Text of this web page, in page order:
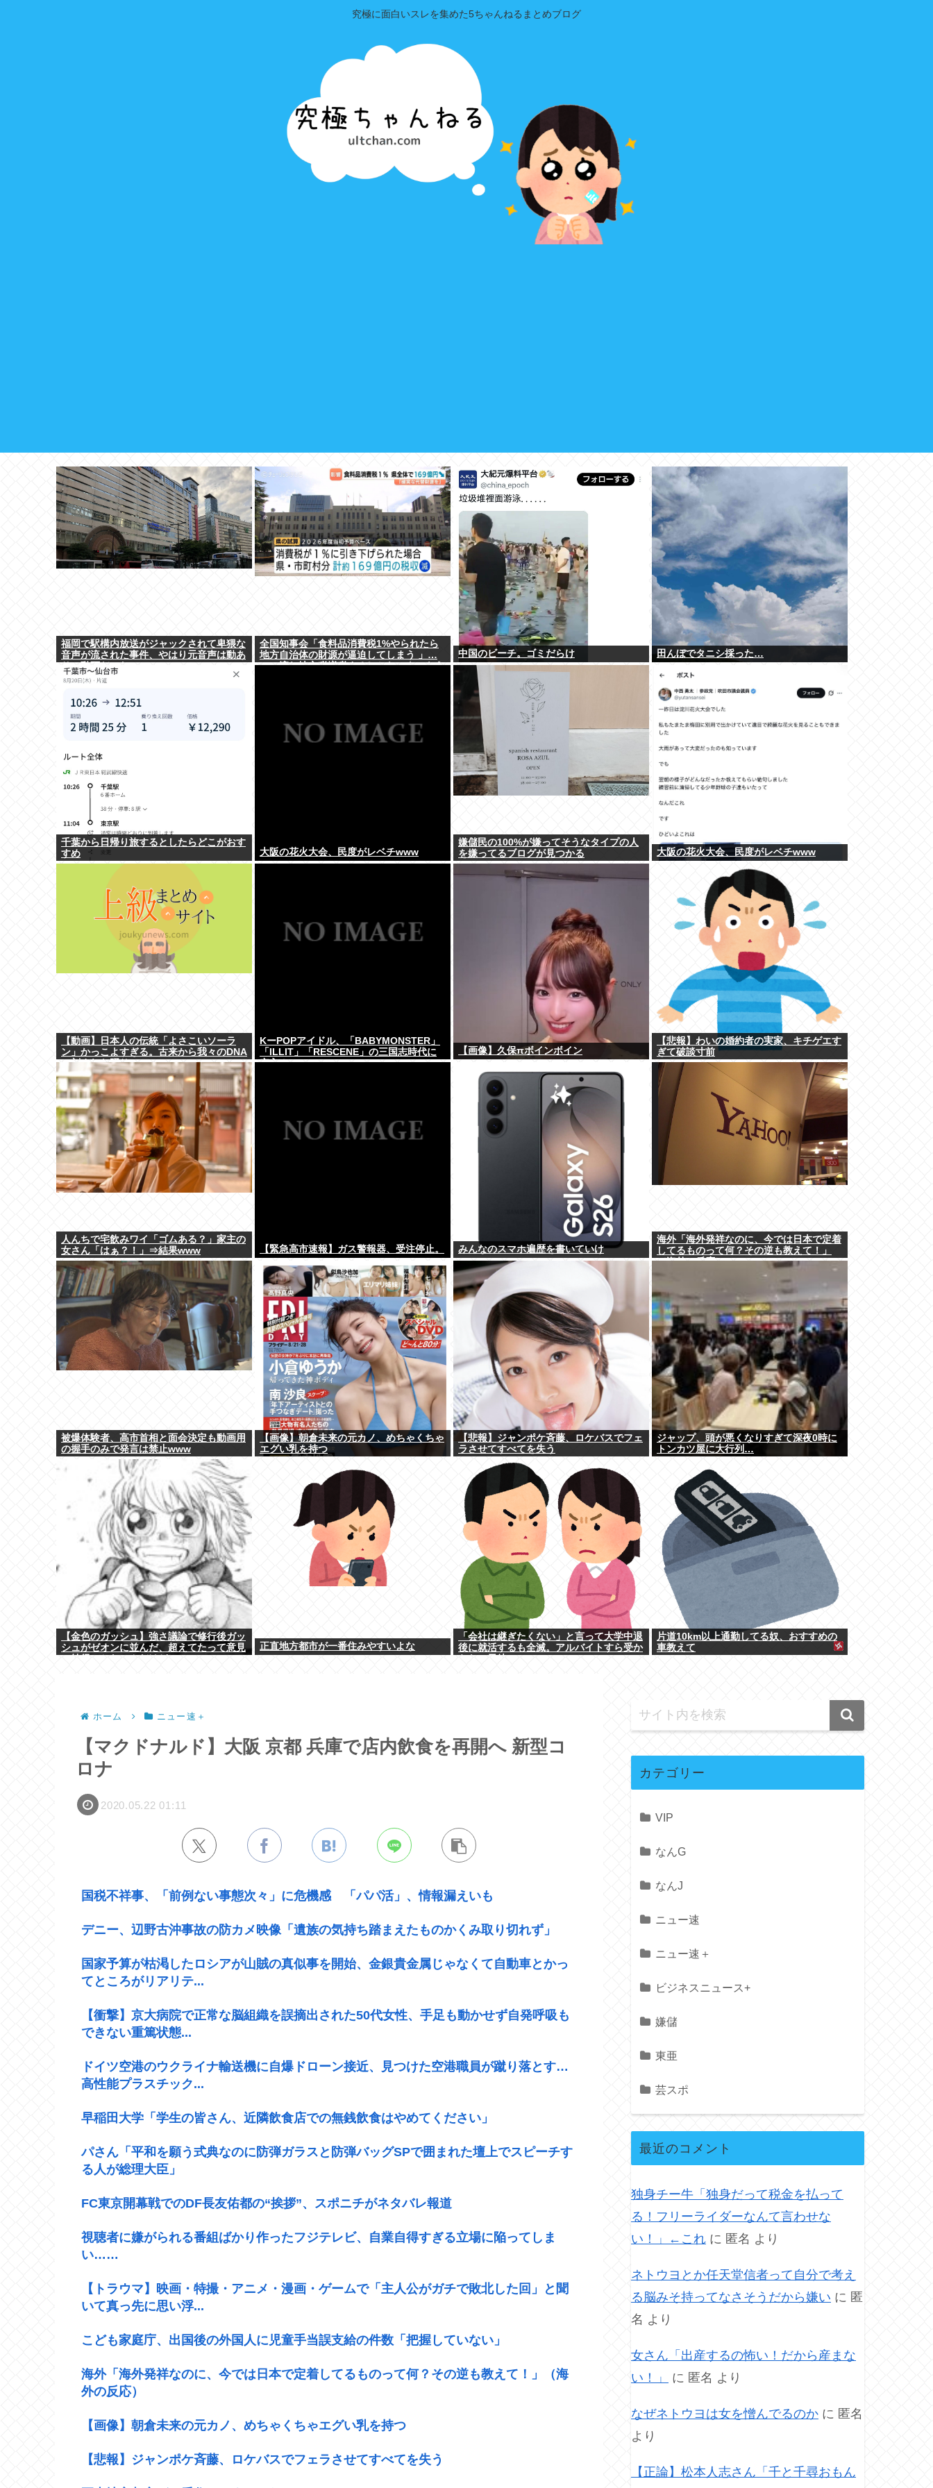
究極に面白いスレを集めた5ちゃんねるまとめブログ
福岡で駅構内放送がジャックされて卑猥な
音声が流された事件、やはり元音声は動あ
りの動画だった
全国知事会「食料品消費税1%やられたら
地方自治体の財源が逼迫してしまう 」…
この流れ地方税増税するしかないよ、もう
中国のビーチ。ゴミだらけ 田んぼでタニシ採った…
千葉から日帰り旅するとしたらどこがおす
すめ
大阪の花火大会、民度がレベチwww
嫌儲民の100%が嫌ってそうなタイプの人
を嫌ってるブログが見つかる
大阪の花火大会、民度がレベチwww
【動画】日本人の伝統「よさこいソーラ
ン」かっこよすぎる。古来から我々のDNA
に刻まれた踊り
KーPOPアイドル、「BABYMONSTER」
「ILLIT」「RESCENE」の三国志時代に
突入！
【画像】久保πボインボイン
【悲報】わいの婚約者の実家、キチゲエす
ぎて破談寸前
人んちで宅飲みワイ「ゴムある？」家主の
女さん「はぁ？！」⇒結果www
【緊急高市速報】ガス警報器、受注停止。 みんなのスマホ遍歴を書いていけ
海外「海外発祥なのに、今では日本で定着
してるものって何？その逆も教えて！」
（海外の反応）
被爆体験者、高市首相と面会決定も動画用
の握手のみで発言は禁止www
【画像】朝倉未来の元カノ、めちゃくちゃ
エグい乳を持つ
【悲報】ジャンポケ斉藤、ロケバスでフェ
ラさせてすべてを失う
ジャップ、頭が悪くなりすぎて深夜0時に
トンカツ屋に大行列…
【金色のガッシュ】強さ議論で修行後ガッ
シュがゼオンに並んだ、超えてたって意見
正直地方都市が一番住みやすいよな
「会社は継ぎたくない」と言って大学中退
後に就活するも全滅。アルバイトすら受か
片道10km以上通勤してる奴、おすすめの
車教えて
ホーム ニュー速＋
【マクドナルド】大阪 京都 兵庫で店内飲食を再開へ 新型コ
ロナ
2020.05.22 01:11
国税不祥事、「前例ない事態次々」に危機感 「パパ活」、情報漏えいも
デニー、辺野古沖事故の防カメ映像「遺族の気持ち踏まえたものかくみ取り切れず」
国家予算が枯渇したロシアが山賊の真似事を開始、金銀貴金属じゃなくて自動車とかっ
てところがリアリテ...
【衝撃】京大病院で正常な脳組織を誤摘出された50代女性、手足も動かせず自発呼吸も
できない重篤状態...
ドイツ空港のウクライナ輸送機に自爆ドローン接近、見つけた空港職員が蹴り落とす…
高性能プラスチック...
早稲田大学「学生の皆さん、近隣飲食店での無銭飲食はやめてください」
パさん「平和を願う式典なのに防弾ガラスと防弾バッグSPで囲まれた壇上でスピーチす
る人が総理大臣」
FC東京開幕戦でのDF長友佑都の“挨拶”、スポニチがネタバレ報道
視聴者に嫌がられる番組ばかり作ったフジテレビ、自業自得すぎる立場に陥ってしま
い……
【トラウマ】映画・特撮・アニメ・漫画・ゲームで「主人公がガチで敗北した回」と聞
いて真っ先に思い浮...
こども家庭庁、出国後の外国人に児童手当誤支給の件数「把握していない」
海外「海外発祥なのに、今では日本で定着してるものって何？その逆も教えて！」（海
外の反応）
【画像】朝倉未来の元カノ、めちゃくちゃエグい乳を持つ
【悲報】ジャンポケ斉藤、ロケバスでフェラさせてすべてを失う
カテゴリー
VIP
なんG
なんJ
ニュー速
ニュー速＋
ビジネスニュース+
嫌儲
東亜
芸スポ
最近のコメント
独身チー牛「独身だって税金を払って
る！フリーライダーなんて言わせな
い！」←これ に 匿名 より
ネトウヨとか任天堂信者って自分で考え
る脳みそ持ってなさそうだから嫌い に 匿
名 より
女さん「出産するの怖い！だから産まな
い！」
に 匿名 より
なぜネトウヨは女を憎んでるのか に 匿名
より
【正論】松本人志さん「千と千尋おもん